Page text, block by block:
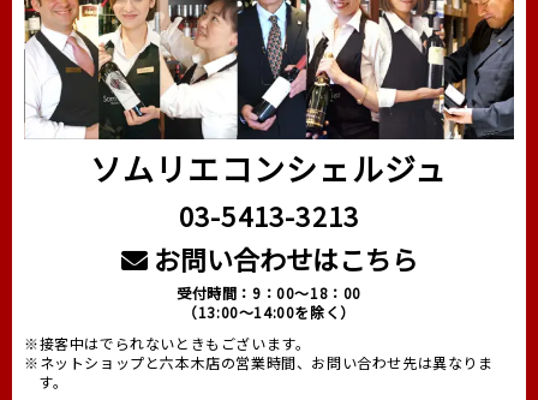
ソムリエコンシェルジュ
03-5413-3213
お問い合わせはこちら
受付時間：9：00～18：00
（13:00～14:00を除く）
※接客中はでられないときもございます。
※ネットショップと六本木店の営業時間、お問い合わせ先は異なりま
す。